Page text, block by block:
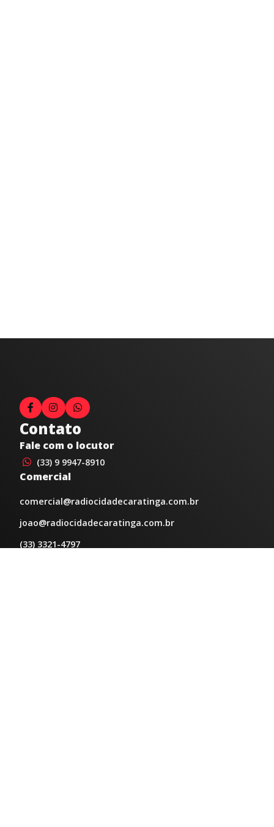
Contato
Fale com o locutor
(33) 9 9947-8910
Comercial
comercial@radiocidadecaratinga.com.br
joao@radiocidadecaratinga.com.br
(33) 3321-4797